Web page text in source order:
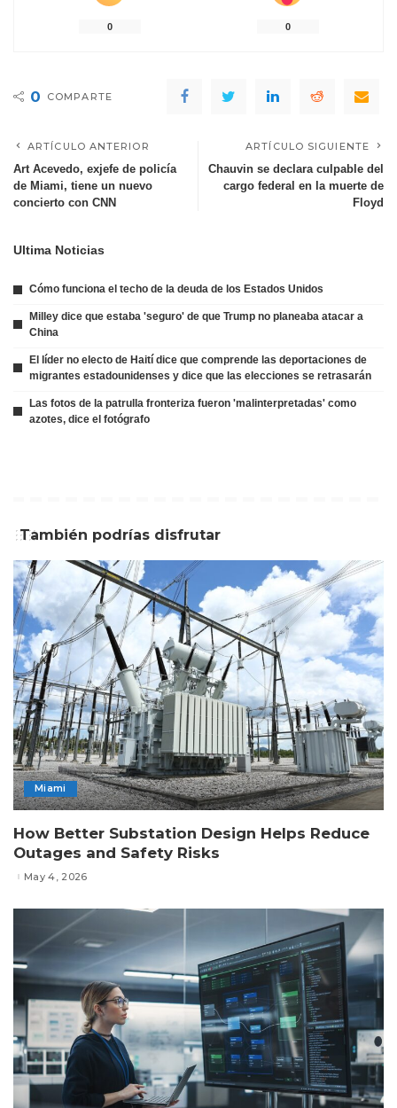
0 0
0 COMPARTE
ARTÍCULO ANTERIOR
Art Acevedo, exjefe de policía
de Miami, tiene un nuevo
concierto con CNN
ARTÍCULO SIGUIENTE
Chauvin se declara culpable del
cargo federal en la muerte de
Floyd
Ultima Noticias
Cómo funciona el techo de la deuda de los Estados Unidos
Milley dice que estaba 'seguro' de que Trump no planeaba atacar a
China
El líder no electo de Haití dice que comprende las deportaciones de
migrantes estadounidenses y dice que las elecciones se retrasarán
Las fotos de la patrulla fronteriza fueron 'malinterpretadas' como
azotes, dice el fotógrafo
También podrías disfrutar
Miami
How Better Substation Design Helps Reduce
Outages and Safety Risks
May 4, 2026